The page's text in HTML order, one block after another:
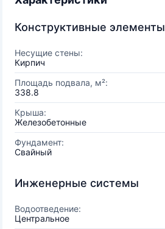
Конструктивные элементы
Несущие стены:
Кирпич
Площадь подвала, м²:
338.8
Крыша:
Железобетонные
Фундамент:
Свайный
Инженерные системы
Водоотведение:
Центральное